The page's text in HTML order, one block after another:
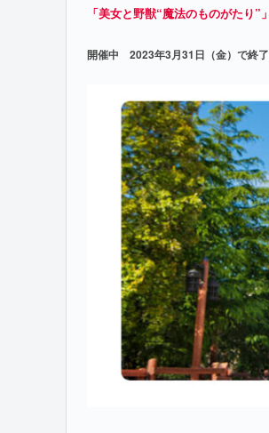
「美女と野獣“魔法のものがたり”」
開催中 2023年3月31日（金）で終了